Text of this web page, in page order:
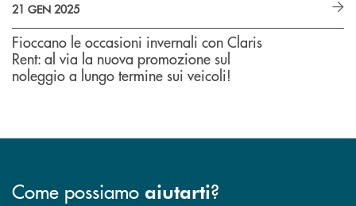
21 GEN 2025
Fioccano le occasioni invernali con Claris
Rent: al via la nuova promozione sul
noleggio a lungo termine sui veicoli!
Come possiamo aiutarti?